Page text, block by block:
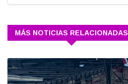
MÁS NOTICIAS RELACIONADAS